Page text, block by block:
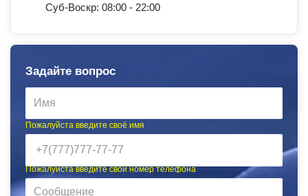
Суб-Воскр: 08:00 - 22:00
Задайте вопрос
Пожалуйста введите своё имя
Пожалуйста введите свой номер телефона